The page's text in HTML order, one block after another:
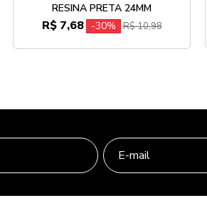
RESINA PRETA 24MM
R$ 7,68 -30% R$ 10,98